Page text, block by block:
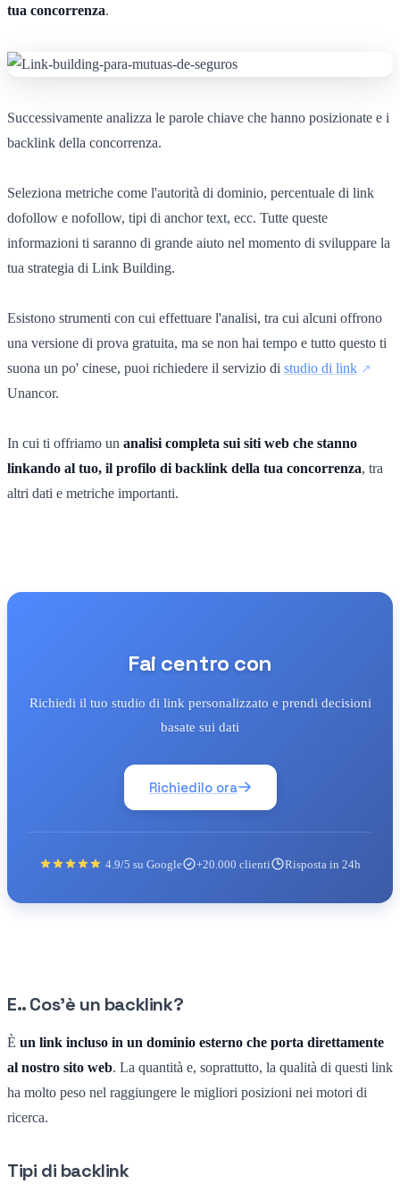
tua concorrenza.
Successivamente analizza le parole chiave che hanno posizionate e i
backlink della concorrenza.
Seleziona metriche come l'autorità di dominio, percentuale di link
dofollow e nofollow, tipi di anchor text, ecc. Tutte queste
informazioni ti saranno di grande aiuto nel momento di sviluppare la
tua strategia di Link Building.
Esistono strumenti con cui effettuare l'analisi, tra cui alcuni offrono
una versione di prova gratuita, ma se non hai tempo e tutto questo ti
suona un po' cinese, puoi richiedere il servizio di studio di link
Unancor.
In cui ti offriamo un analisi completa sui siti web che stanno
linkando al tuo, il profilo di backlink della tua concorrenza, tra
altri dati e metriche importanti.
Fai centro con
Richiedi il tuo studio di link personalizzato e prendi decisioni
basate sui dati
Richiedilo ora
4.9/5 su Google +20.000 clienti Risposta in 24h
E.. Cos'è un backlink?
È un link incluso in un dominio esterno che porta direttamente
al nostro sito web. La quantità e, soprattutto, la qualità di questi link
ha molto peso nel raggiungere le migliori posizioni nei motori di
ricerca.
Tipi di backlink